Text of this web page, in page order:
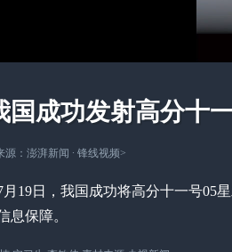
国成功发射高分十
源： 澎湃新闻 ∙ 锋线视频>
19日，我国成功将高分十一号05
息保障。